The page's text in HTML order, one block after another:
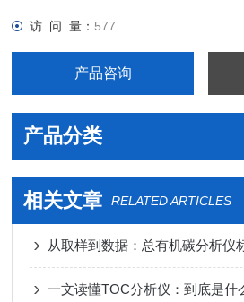
访 问 量： 577
产品咨询
产品分类
相关文章 RELATED ARTICLES